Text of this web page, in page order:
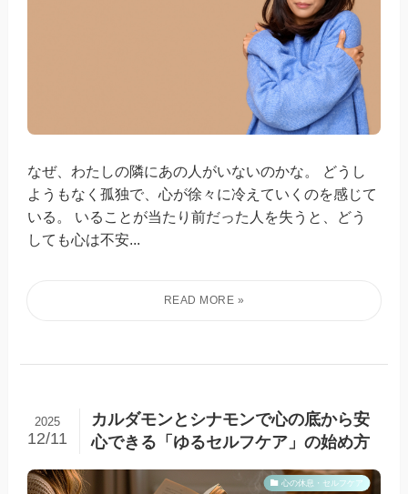
なぜ、わたしの隣にあの人がいないのかな。 どうし
ようもなく孤独で、心が徐々に冷えていくのを感じて
いる。 いることが当たり前だった人を失うと、どう
しても心は不安...
カルダモンとシナモンで心の底から安
心できる「ゆるセルフケア」の始め方
2025
12/11
心の休息・セルフケア